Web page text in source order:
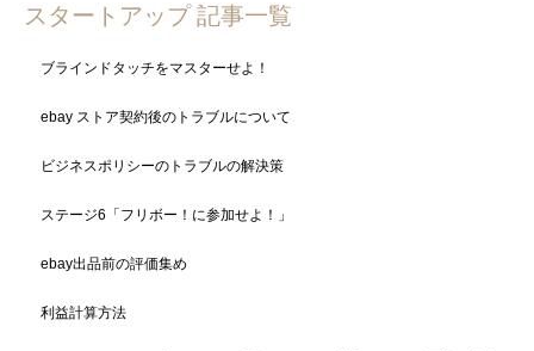
スタートアップ 記事一覧
ブラインドタッチをマスターせよ！
ebay ストア契約後のトラブルについて
ビジネスポリシーのトラブルの解決策
ステージ6「フリボー！に参加せよ！」
ebay出品前の評価集め
利益計算方法